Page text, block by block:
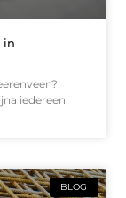
in
iedereen
BLOG